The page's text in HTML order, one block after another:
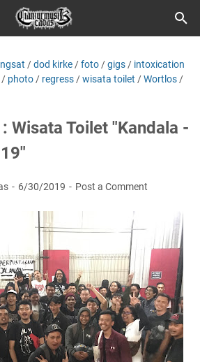
/dod kirke /foto /gigs / intoxication
/ photo / regress /wisata toilet /Wortlos /
Wisata Toilet "Kandala -
6/30/2019 Post a Comment